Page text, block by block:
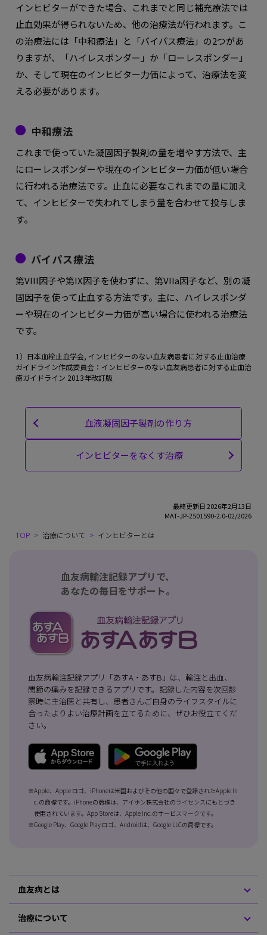
インヒビターができた場合、これまでと同じ補充療法では
止血効果が得られないため、他の治療法が行われます。こ
の治療法には「中和療法」と「バイパス療法」の2つがあ
りますが、「ハイレスポンダー」か「ローレスポンダー」
か、そして現在のインヒビター力価によって、治療法を変
える必要があります。
中和療法
これまで使っていた凝固因子製剤の量を増やす方法で、主
にローレスポンダーや現在のインヒビター力価が低い場合
に行われる治療法です。止血に必要なこれまでの量に加え
て、インヒビターで失われてしまう量を合わせて投与しま
す。
バイパス療法
第VIII因子や第IX因子を使わずに、第VIIa因子など、別の凝
固因子を使って止血する方法です。主に、ハイレスポンダ
ーや現在のインヒビター力価が高い場合に使われる治療法
です。
1）日本血栓止血学会, インヒビターのない血友病患者に対する止血治療
ガイドライン作成委員会：インヒビターのない血友病患者に対する止血治
療ガイドライン 2013年改訂版
血液凝固因子製剤の作り方
インヒビターをなくす治療
最終更新日 2026年2月13日
MAT-JP-2501590-2.0-02/2026
TOP 治療について インヒビターとは
血友病輸注記録アプリで、
あなたの毎日をサポート。
血友病輸注記録アプリ「あすA・あすB」は、輸注と出血、
関節の痛みを記録できるアプリです。記録した内容を次回診
察時に主治医と共有し、患者さんご自身のライフスタイルに
合ったよりよい治療計画を立てるために、ぜひお役立てくだ
さい。
※Apple、Apple ロゴ、iPhoneは米国およびその他の国々で登録されたApple In
c.の商標です。iPhoneの商標は、アイホン株式会社のライセンスにもとづき
使用されています。App Storeは、Apple Inc.のサービスマークです。
※Google Play、Google Play ロゴ、Androidは、Google LLCの商標です。
血友病とは
治療について